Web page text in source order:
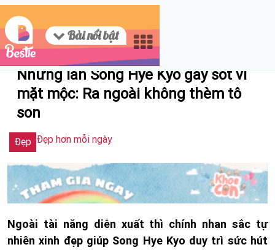
Bài nổi bật
08/21/2023 14:36
Những lần Song Hye Kyo gây sốt vì
mặt mộc: Ra ngoài không thèm tô
son
Đẹp Đẹp hơn mỗi ngày
Ngoài tài năng diễn xuất thì chính nhan sắc tự
nhiên xinh đẹp giúp Song Hye Kyo duy trì sức hút